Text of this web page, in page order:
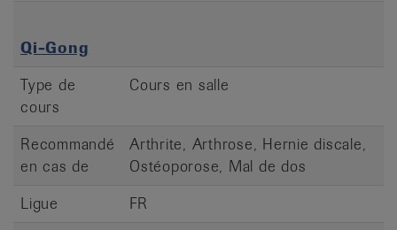
Qi-Gong
Type de
cours
Cours en salle
Recommandé
en cas de
Arthrite, Arthrose, Hernie discale,
Ostéoporose, Mal de dos
Ligue
FR